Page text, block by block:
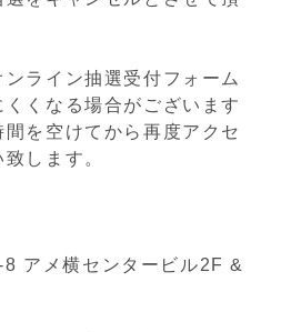
ライン抽選受付フォーム
くなる場合がございます
を空けてから再度アクセ
します。
アメ横センタービル2F &